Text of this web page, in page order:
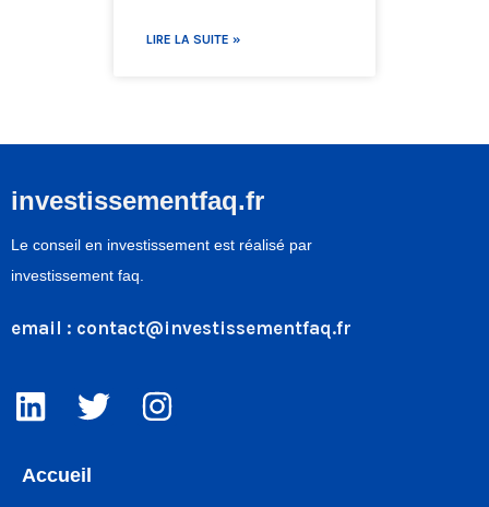
LIRE LA SUITE »
investissementfaq.fr
Le conseil en investissement est réalisé par
investissement faq.
email : contact@investissementfaq.fr
Accueil